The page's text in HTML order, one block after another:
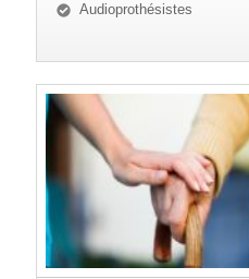
Audioprothésistes